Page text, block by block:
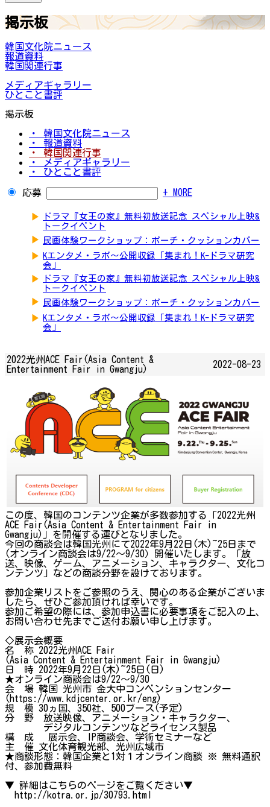
掲示板
韓国文化院ニュース
報道資料
韓国関連行事
メディアギャラリー
ひとこと書評
掲示板
・ 韓国文化院ニュース
・ 報道資料
・ 韓国関連行事
・ メディアギャラリー
・ ひとこと書評
応募 + MORE
▶
ドラマ『女王の家』無料初放送記念 スペシャル上映&
トークイベント
▶ 民画体験ワークショップ：ポーチ・クッションカバー
▶ Kエンタメ・ラボ～公開収録「集まれ！K-ドラマ研究
会」
▶
ドラマ『女王の家』無料初放送記念 スペシャル上映&
トークイベント
▶ 民画体験ワークショップ：ポーチ・クッションカバー
▶ Kエンタメ・ラボ～公開収録「集まれ！K-ドラマ研究
会」
2022光州ACE Fair(Asia Content &
Entertainment Fair in Gwangju)
2022-08-23
この度、韓国のコンテンツ企業が多数参加する「2022光州
ACE Fair(Asia Content & Entertainment Fair in
Gwangju)」を開催する運びとなりました。
今回の商談会は韓国光州にて2022年9月22日(木)~25日まで
(オンライン商談会は9/22～9/30）開催いたします。「放
送、映像、ゲーム、アニメーション、キャラクター、文化コ
ンテンツ」などの商談分野を設けております。
参加企業リストをご参照のうえ、関心のある企業がございま
したら、ぜひご参加頂ければ幸いです。
参加ご希望の際には、参加申込書に必要事項をご記入の上、
お問い合わせ先までご送付お願い申し上げます。
◇展示会概要
名 称 2022光州ACE Fair
(Asia Content & Entertainment Fair in Gwangju)
日 時 2022年9月22日(木)~25日(日)
★オンライン商談会は9/22～9/30
会 場 韓国 光州市 金大中コンベンションセンター
(https://www.kdjcenter.or.kr/eng)
規 模 30ヵ国、350社、500ブース(予定)
分 野 放送映像、アニメーション・キャラクター、
デジタルコンテンツなどライセンス製品
構 成 展示会、IP商談会、学術セミナーなど
主 催 文化体育観光部、光州広域市
★商談形態：韓国企業と1対１オンライン商談 ※ 無料通訳
付、参加費無料
▼ 詳細はこちらのページをご覧ください▼
http://kotra.or.jp/30793.html